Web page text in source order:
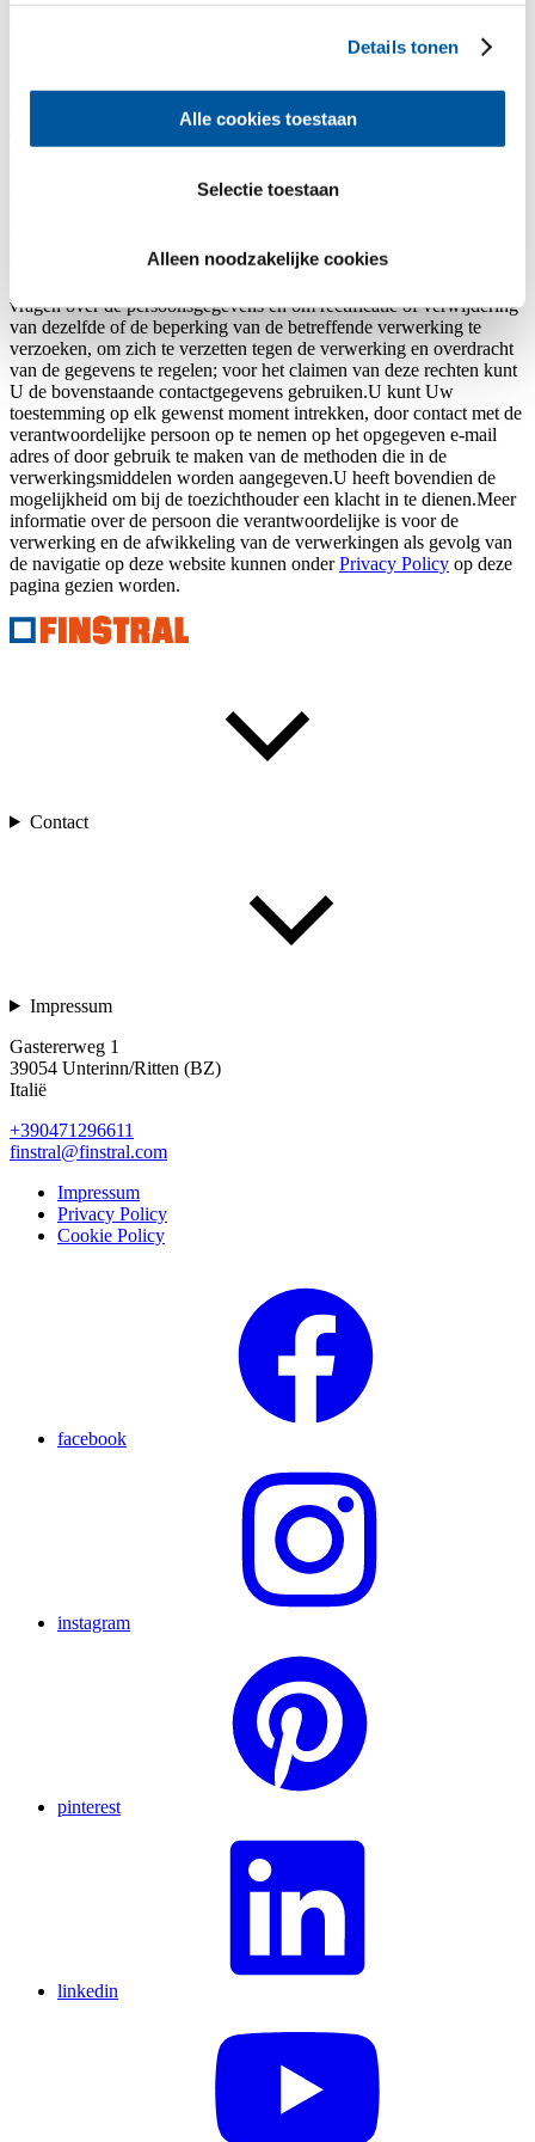
Details tonen
Alle cookies toestaan
Selectie toestaan
Alleen noodzakelijke cookies
Finstral AG voor de bewerking van Uw aanvraag doorgegeven
worden. De gegevens worden niet aan derde landen buiten de EU
bovengenoemde doeleinden of tot Uw verzoek tot verwijdering. Ze
worden bewaard.Wij herinneren U eraan, dat U het recht heeft om
vragen over de persoonsgegevens en om rectificatie of verwijdering
van dezelfde of de beperking van de betreffende verwerking te
verzoeken, om zich te verzetten tegen de verwerking en overdracht
van de gegevens te regelen; voor het claimen van deze rechten kunt
U de bovenstaande contactgegevens gebruiken.U kunt Uw
toestemming op elk gewenst moment intrekken, door contact met de
verantwoordelijke persoon op te nemen op het opgegeven e-mail
adres of door gebruik te maken van de methoden die in de
verwerkingsmiddelen worden aangegeven.U heeft bovendien de
mogelijkheid om bij de toezichthouder een klacht in te dienen.Meer
informatie over de persoon die verantwoordelijke is voor de
verwerking en de afwikkeling van de verwerkingen als gevolg van
de navigatie op deze website kunnen onderPrivacy Policy op deze
pagina gezien worden.
Contact
Impressum
Gastererweg 1
39054 Unterinn/Ritten (BZ)
Italië
+390471296611
finstral@finstral.com
Impressum
Privacy Policy
Cookie Policy
facebook
instagram
pinterest
linkedin